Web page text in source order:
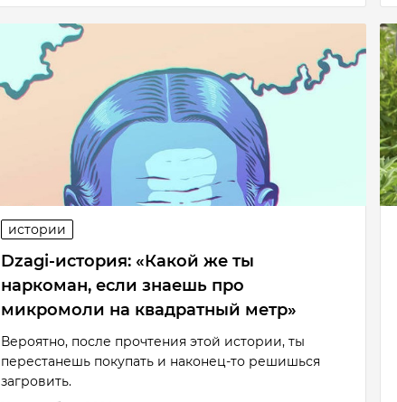
истории
Dzagi-история: «Какой же ты
наркоман, если знаешь про
микромоли на квадратный метр»
Вероятно, после прочтения этой истории, ты
перестанешь покупать и наконец-то решишься
загровить.